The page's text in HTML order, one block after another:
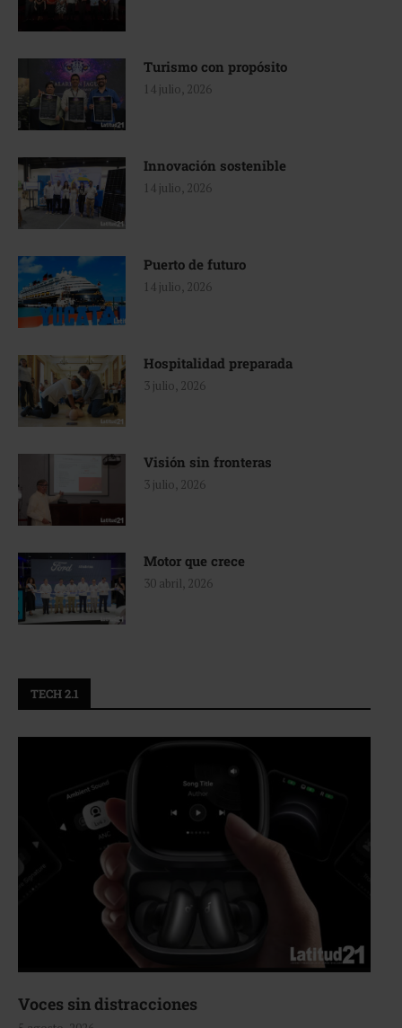
Turismo con propósito
14 julio, 2026
Innovación sostenible
14 julio, 2026
Puerto de futuro
14 julio, 2026
Hospitalidad preparada
3 julio, 2026
Visión sin fronteras
3 julio, 2026
Motor que crece
30 abril, 2026
TECH 2.1
Voces sin distracciones